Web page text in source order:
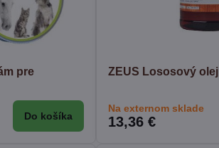
pre
Do košíka
ZEUS Lososový olej
Na externom sklade
13,36 €